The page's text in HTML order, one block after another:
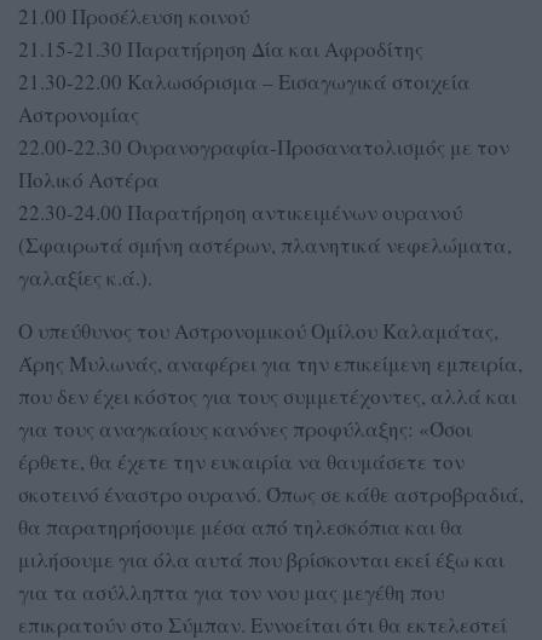
21.00 Προσέλευση κοινού
21.15-21.30 Παρατήρηση Δία και Αφροδίτης
21.30-22.00 Καλωσόρισμα – Εισαγωγικά στοιχεία
Αστρονομίας
22.00-22.30 Ουρανογραφία-Προσανατολισμός με τον
Πολικό Αστέρα
22.30-24.00 Παρατήρηση αντικειμένων ουρανού
(Σφαιρωτά σμήνη αστέρων, πλανητικά νεφελώματα,
γαλαξίες κ.ά.).
Ο υπεύθυνος του Αστρονομικού Ομίλου Καλαμάτας,
Άρης Μυλωνάς, αναφέρει για την επικείμενη εμπειρία,
που δεν έχει κόστος για τους συμμετέχοντες, αλλά και
για τους αναγκαίους κανόνες προφύλαξης: «Όσοι
έρθετε, θα έχετε την ευκαιρία να θαυμάσετε τον
σκοτεινό έναστρο ουρανό. Όπως σε κάθε αστροβραδιά,
θα παρατηρήσουμε μέσα από τηλεσκόπια και θα
μιλήσουμε για όλα αυτά που βρίσκονται εκεί έξω και
για τα ασύλληπτα για τον νου μας μεγέθη που
επικρατούν στο Σύμπαν. Εννοείται ότι θα εκτελεστεί